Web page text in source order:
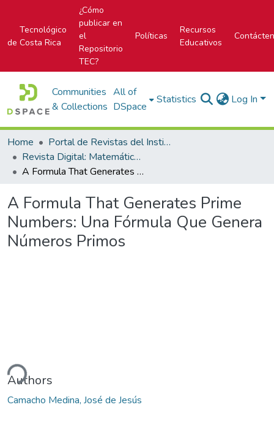
Tecnológico
de Costa Rica
¿Cómo
publicar en
el
Repositorio
TEC?
Políticas
Recursos
Educativos
Communities
& Collections
All of
DSpace
Statistics Log In
Home
Portal de Revistas del Instituto Tecnológico de Costa Rica
Revista Digital: Matemática, Educación e Internet
A Formula That Generates Prime Numbers: Una Fórmula Que Genera Números Primos
A Formula That Generates Prime
Numbers: Una Fórmula Que Genera
Números Primos
Authors
Camacho Medina, José de Jesús